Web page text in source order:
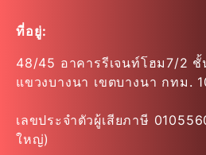
ที่อยู่:
48/45 อาคารรีเจนท์โฮม7/2
แขวงบางนา เขตบางนา กทม.
เลขประจำตัวผู้เสียภาษี
ใหญ่)